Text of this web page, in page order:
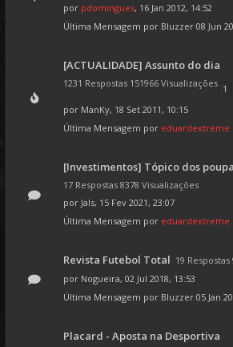
por pdomingues, 16 Jan 2012, 14:52
Última Mensagem por Bluzzer 08 Jun
[ACTUALIDADE] Assunto do dia
1231 Respostas 151966 Visualizações 1
por ManKy, 18 Set 2011, 10:15
Última Mensagem por eduardextreme
[Investimentos] Tópico dos
17 Respostas 8378 Visualizações
por Jals, 15 Fev 2021, 23:07
Última Mensagem por eduardextreme
Revista Futebol Total 19
por Nogueira, 02 Jul 2018, 13:53
Última Mensagem por Bluzzer 05 Jan
Placard - Aposta na Desportiva